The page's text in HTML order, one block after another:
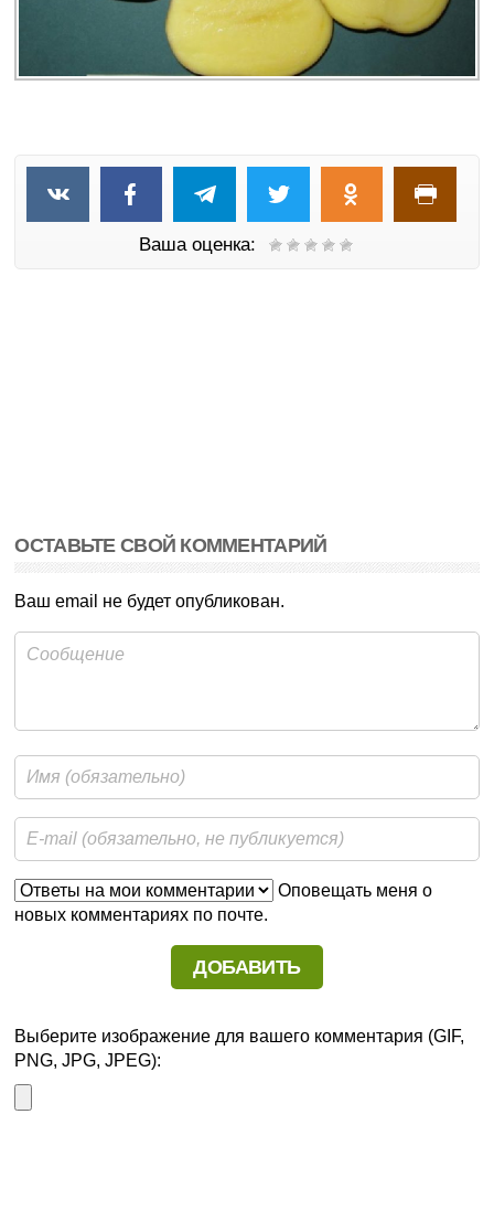
Ваша оценка:
ОСТАВЬТЕ СВОЙ КОММЕНТАРИЙ
Ваш email не будет опубликован.
Оповещать меня о
новых комментариях по почте.
Выберите изображение для вашего комментария (GIF,
PNG, JPG, JPEG):